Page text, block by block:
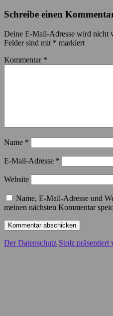
Schreibe einen
Deine E-Mail-Adresse wird nicht
Felder sind mit * markiert
Kommentar *
Name *
E-Mail-Adresse *
Website
Name, E-Mail-Adresse und
meinen nächsten Kommentar
Der Datenschutz Stolz präsentiert